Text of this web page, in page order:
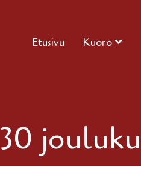
Etusivu Kuoro
30